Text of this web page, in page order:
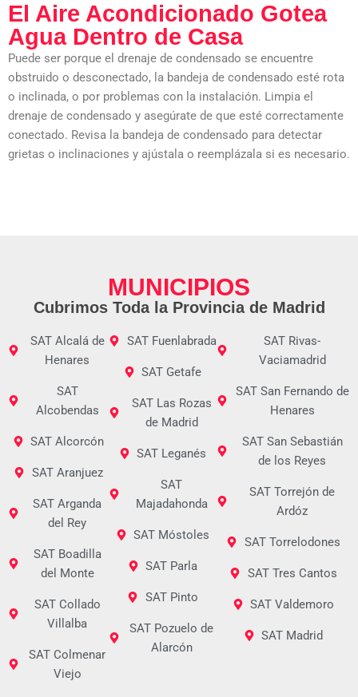
El Aire Acondicionado Gotea
Agua Dentro de Casa
Puede ser porque el drenaje de condensado se encuentre
obstruido o desconectado, la bandeja de condensado esté rota
o inclinada, o por problemas con la instalación. Limpia el
drenaje de condensado y asegúrate de que esté correctamente
conectado. Revisa la bandeja de condensado para detectar
grietas o inclinaciones y ajústala o reemplázala si es necesario.
MUNICIPIOS
Cubrimos Toda la Provincia de Madrid
SAT Alcalá de
Henares
SAT
Alcobendas
SAT Alcorcón
SAT Aranjuez
SAT Arganda
del Rey
SAT Boadilla
del Monte
SAT Collado
Villalba
SAT Colmenar
Viejo
SAT Fuenlabrada
SAT Getafe
SAT Las Rozas
de Madrid
SAT Leganés
SAT
Majadahonda
SAT Móstoles
SAT Parla
SAT Pinto
SAT Pozuelo de
Alarcón
SAT Rivas-
Vaciamadrid
SAT San Fernando de
Henares
SAT San Sebastián
de los Reyes
SAT Torrejón de
Ardóz
SAT Torrelodones
SAT Tres Cantos
SAT Valdemoro
SAT Madrid